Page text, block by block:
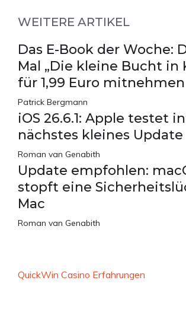
WEITERE ARTIKEL
Das E-Book der Woche:
Mal „Die kleine Bucht in
für 1,99 Euro mitnehmen
Patrick Bergmann
iOS 26.6.1: Apple testet
nächstes kleines Update
Roman van Genabith
Update empfohlen:
stopft eine
Mac
Roman van Genabith
QuickWin Casino Erfahrungen